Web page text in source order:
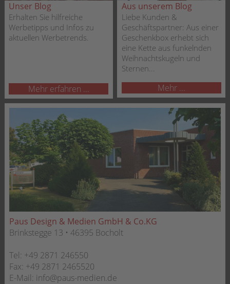
Unser Blog
Erhalten Sie hilfreiche
Werbetipps und Infos zu
aktuellen Werbetrends.
Mehr erfahren ...
Aus unserem Blog
Liebe Kunden &
Geschäftspartner: Aus einer
Geschenkbox erhebt sich
eine Kette aus funkelnden
Weihnachtskugeln und
Sternen...
Mehr ...
Paus Design & Medien GmbH & Co.KG
Brinkstegge 13 • 46395 Bocholt
Tel: +49 2871 246550
Fax: +49 2871 2465520
E-Mail: info@paus-medien.de